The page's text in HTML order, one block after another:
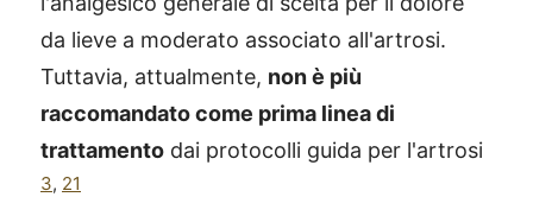
da lieve a moderato associato all'artrosi.
Tuttavia, attualmente, non è più
raccomandato come prima linea di
trattamento dai protocolli guida per l'artrosi
3, 21